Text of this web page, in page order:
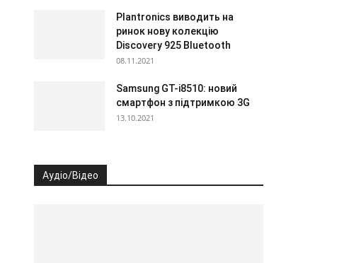
Plantronics виводить на
ринок нову колекцію
Discovery 925 Bluetooth
08.11.2021
Samsung GT-i8510: новий
смартфон з підтримкою 3G
13.10.2021
Аудіо/Відео